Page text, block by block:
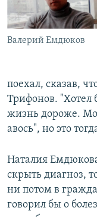
Валерий Емдюков
поехал, сказав,
Трифонов. "Хотел
жизнь дороже.
авось", но это
Наталия
скрыть диагноз,
ни потом в
говорил бы о